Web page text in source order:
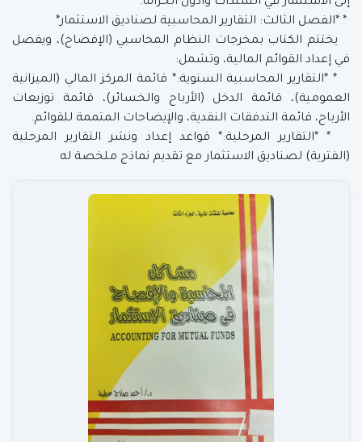
* *الفصل الثالث: التقارير المحاسبية لصناديق الاستثمار*
يختتم الكتاب بمخرجات النظام المحاسبي (الإفصاح)، ويفصل
في إعداد القوائم المالية، وتشمل:
* *التقارير المحاسبية السنوية:* قائمة المركز المالي (الميزانية
العمومية)، قائمة الدخل (الأرباح والخسائر)، قائمة توزيعات
الأرباح، قائمة التدفقات النقدية، والإيضاحات المتممة للقوائم.
* *التقارير المرحلية:* قواعد إعداد ونشر التقارير المرحلية
(الفترية) لصناديق الاستثمار مع تقديم نماذج ملخصة له